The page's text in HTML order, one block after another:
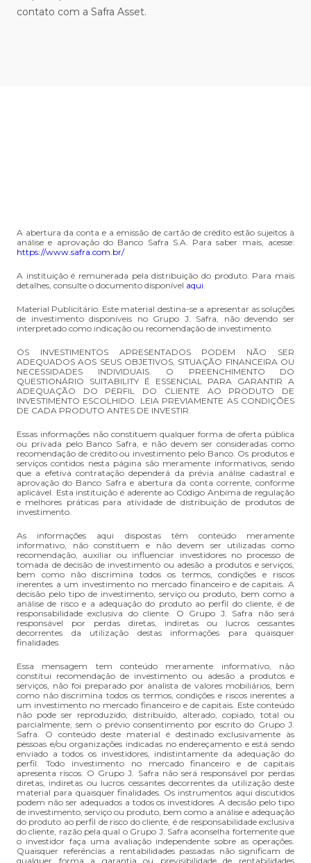
contato com a Safra Asset.
A abertura da conta e a emissão de cartão de crédito estão sujeitos à
análise e aprovação do Banco Safra S.A. Para saber mais, acesse:
https://www.safra.com.br/
A instituição é remunerada pela distribuição do produto. Para mais
detalhes, consulte o documento disponível aqui.
Material Publicitário. Este material destina-se a apresentar as soluções
de investimento disponíveis no Grupo J. Safra, não devendo ser
interpretado como indicação ou recomendação de investimento.
OS INVESTIMENTOS APRESENTADOS PODEM NÃO SER
ADEQUADOS AOS SEUS OBJETIVOS, SITUAÇÃO FINANCEIRA OU
NECESSIDADES INDIVIDUAIS. O PREENCHIMENTO DO
QUESTIONÁRIO SUITABILITY É ESSENCIAL PARA GARANTIR A
ADEQUAÇÃO DO PERFIL DO CLIENTE AO PRODUTO DE
INVESTIMENTO ESCOLHIDO. LEIA PREVIAMENTE AS CONDIÇÕES
DE CADA PRODUTO ANTES DE INVESTIR.
Essas informações não constituem qualquer forma de oferta pública
ou privada pelo Banco Safra, e não devem ser consideradas como
recomendação de crédito ou investimento pelo Banco. Os produtos e
serviços contidos nesta página são meramente informativos, sendo
que a efetiva contratação dependerá da prévia análise cadastral e
aprovação do Banco Safra e abertura da conta corrente, conforme
aplicável. Esta instituição é aderente ao Código Anbima de regulação
e melhores práticas para atividade de distribuição de produtos de
investimento.
As informações aqui dispostas têm conteúdo meramente
informativo, não constituem e não devem ser utilizadas como
recomendação, auxiliar ou influenciar investidores no processo de
tomada de decisão de investimento ou adesão a produtos e serviços,
bem como não discrimina todos os termos, condições e riscos
inerentes a um investimento no mercado financeiro e de capitais. A
decisão pelo tipo de investimento, serviço ou produto, bem como a
análise de risco e a adequação do produto ao perfil do cliente, é de
responsabilidade exclusiva do cliente. O Grupo J. Safra não será
responsável por perdas diretas, indiretas ou lucros cessantes
decorrentes da utilização destas informações para quaisquer
finalidades.
Essa mensagem tem conteúdo meramente informativo, não
constitui recomendação de investimento ou adesão a produtos e
serviços, não foi preparado por analista de valores mobiliários, bem
como não discrimina todos os termos, condições e riscos inerentes a
um investimento no mercado financeiro e de capitais. Este conteúdo
não pode ser reproduzido, distribuído, alterado, copiado, total ou
parcialmente, sem o prévio consentimento por escrito do Grupo J.
Safra. O conteúdo deste material é destinado exclusivamente às
pessoas e/ou organizações indicadas no endereçamento e está sendo
enviado a todos os investidores, indistintamente da adequação do
perfil. Todo investimento no mercado financeiro e de capitais
apresenta riscos. O Grupo J. Safra não será responsável por perdas
diretas, indiretas ou lucros cessantes decorrentes da utilização deste
material para quaisquer finalidades. Os instrumentos aqui discutidos
podem não ser adequados a todos os investidores. A decisão pelo tipo
de investimento, serviço ou produto, bem como a análise e adequação
do produto ao perfil de risco do cliente, é de responsabilidade exclusiva
do cliente, razão pela qual o Grupo J. Safra aconselha fortemente que
o investidor faça uma avaliação independente sobre as operações.
Quaisquer referências a rentabilidades passadas não significam de
qualquer forma a garantia ou previsibilidade de rentabilidades